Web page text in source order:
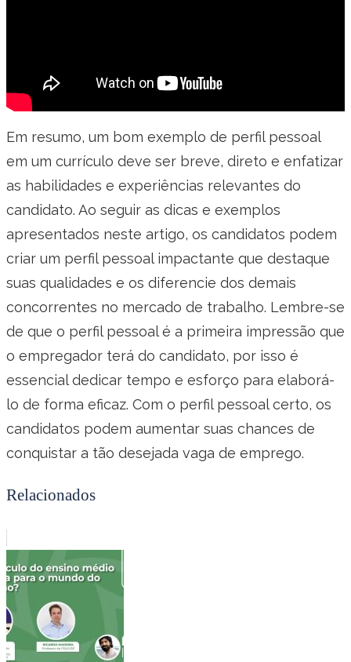
Em resumo, um bom exemplo de perfil pessoal
em um currículo deve ser breve, direto e enfatizar
as habilidades e experiências relevantes do
candidato. Ao seguir as dicas e exemplos
apresentados neste artigo, os candidatos podem
criar um perfil pessoal impactante que destaque
suas qualidades e os diferencie dos demais
concorrentes no mercado de trabalho. Lembre-se
de que o perfil pessoal é a primeira impressão que
o empregador terá do candidato, por isso é
essencial dedicar tempo e esforço para elaborá-
lo de forma eficaz. Com o perfil pessoal certo, os
candidatos podem aumentar suas chances de
conquistar a tão desejada vaga de emprego.
Relacionados